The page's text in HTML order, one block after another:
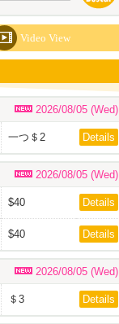
Video View
2026/08/05 (Wed)
一つ＄2 Details
2026/08/05 (Wed)
$40 Details
$40 Details
2026/08/05 (Wed)
＄3 Details